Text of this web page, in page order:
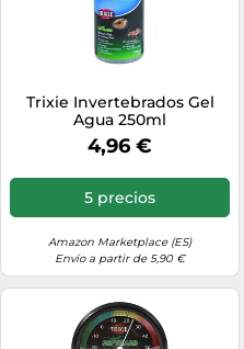
Trixie Invertebrados Gel
Agua 250ml
4,96 €
5 precios
Amazon Marketplace (ES)
Envío a partir de 5,90 €